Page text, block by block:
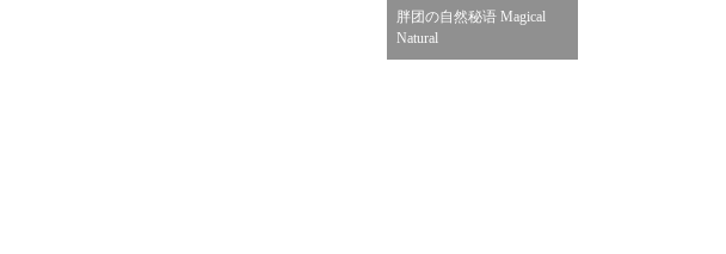
胖团の自然秘语 Magical
Natural